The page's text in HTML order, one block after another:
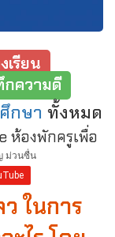
เรียน
กความดี
กษา ทั้งหมด
ห้องพักครูเพื่อ
ในการ